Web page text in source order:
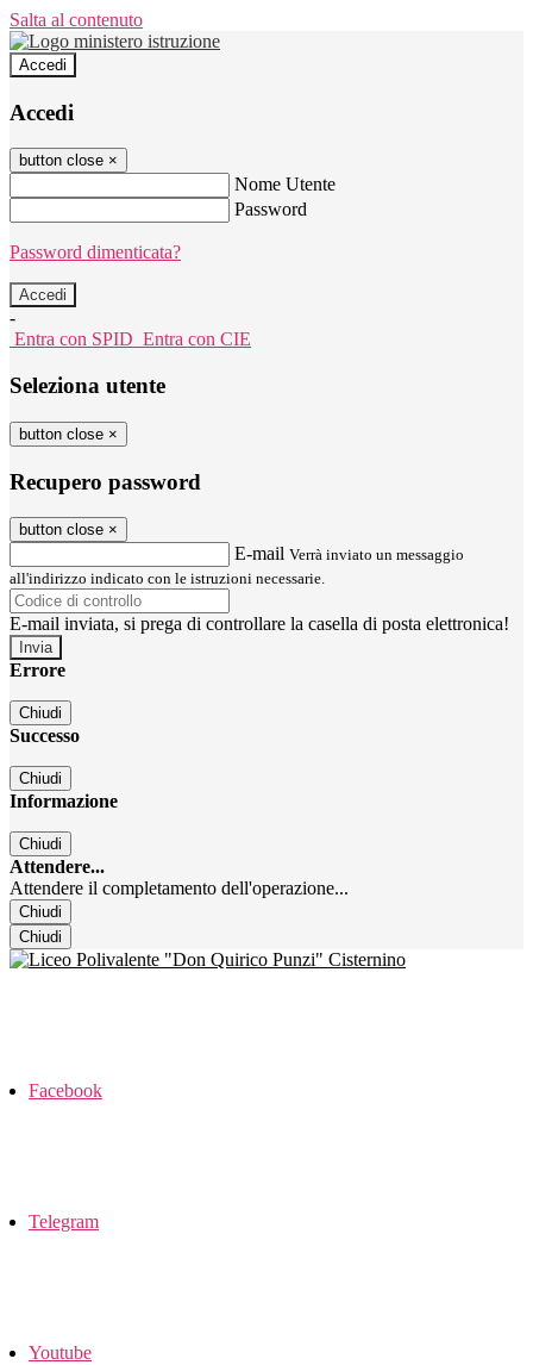
Salta al contenuto
Accedi
Accedi
button close ×
Nome Utente
Password
Password dimenticata?
-
Entra con SPID Entra con CIE
Seleziona utente
button close ×
Recupero password
button close ×
E-mail Verrà inviato un messaggio
all'indirizzo indicato con le istruzioni necessarie.
E-mail inviata, si prega di controllare la casella di posta elettronica!
Errore
Chiudi
Successo
Chiudi
Informazione
Chiudi
Attendere...
Attendere il completamento dell'operazione...
Chiudi
Chiudi
Facebook
Telegram
Youtube